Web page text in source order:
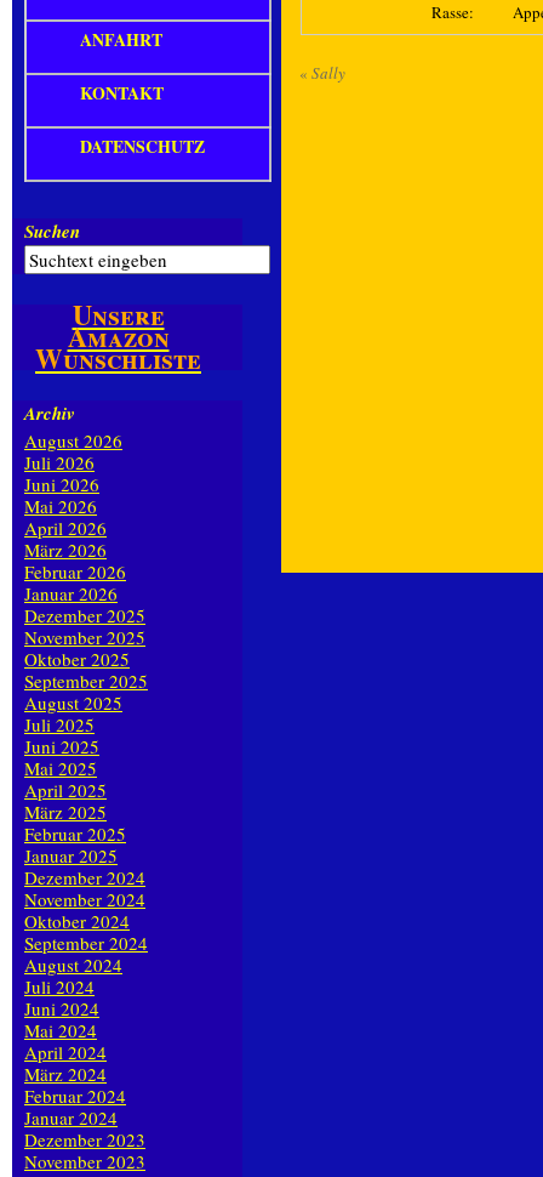
Rasse:
« Sally
ANFAHRT
KONTAKT
DATENSCHUTZ
Suchen
Unsere
Amazon
Wunschliste
Archiv
August 2026
Juli 2026
Juni 2026
Mai 2026
April 2026
März 2026
Februar 2026
Januar 2026
Dezember 2025
November 2025
Oktober 2025
September 2025
August 2025
Juli 2025
Juni 2025
Mai 2025
April 2025
März 2025
Februar 2025
Januar 2025
Dezember 2024
November 2024
Oktober 2024
September 2024
August 2024
Juli 2024
Juni 2024
Mai 2024
April 2024
März 2024
Februar 2024
Januar 2024
Dezember 2023
November 2023